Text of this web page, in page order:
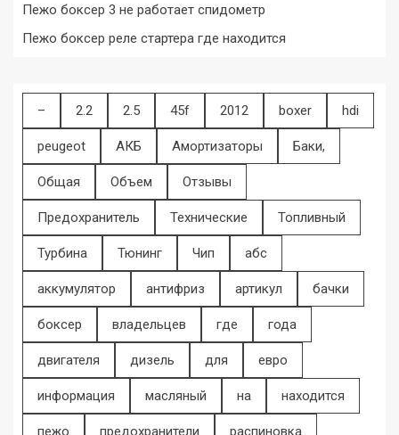
Пежо боксер 3 не работает спидометр
Пежо боксер реле стартера где находится
– 2.2 2.5 45f 2012 boxer hdi
peugeot АКБ Амортизаторы Баки,
Общая Объем Отзывы
Предохранитель Технические Топливный
Турбина Тюнинг Чип абс
аккумулятор антифриз артикул бачки
боксер владельцев где года
двигателя дизель для евро
информация масляный на находится
пежо предохранители распиновка